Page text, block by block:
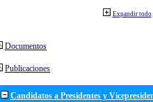
Expandir todo
Documentos
Publicaciones
Candidatos a Presidentes y